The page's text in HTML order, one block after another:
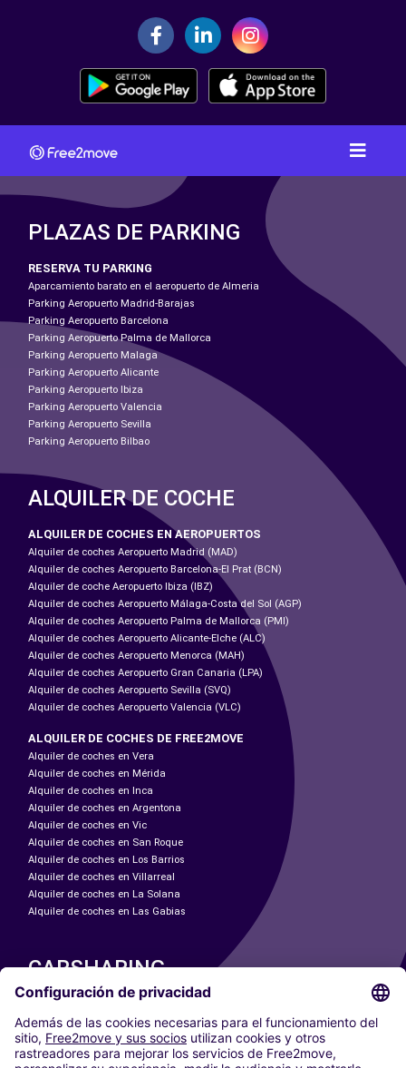
PLAZAS DE PARKING
RESERVA TU PARKING
Aparcamiento barato en el aeropuerto de Almeria
Parking Aeropuerto Madrid-Barajas
Parking Aeropuerto Barcelona
Parking Aeropuerto Palma de Mallorca
Parking Aeropuerto Malaga
Parking Aeropuerto Alicante
Parking Aeropuerto Ibiza
Parking Aeropuerto Valencia
Parking Aeropuerto Sevilla
Parking Aeropuerto Bilbao
ALQUILER DE COCHE
ALQUILER DE COCHES EN AEROPUERTOS
Alquiler de coches Aeropuerto Madrid (MAD)
Alquiler de coches Aeropuerto Barcelona-El Prat (BCN)
Alquiler de coche Aeropuerto Ibiza (IBZ)
Alquiler de coches Aeropuerto Málaga-Costa del Sol (AGP)
Alquiler de coches Aeropuerto Palma de Mallorca (PMI)
Alquiler de coches Aeropuerto Alicante-Elche (ALC)
Alquiler de coches Aeropuerto Menorca (MAH)
Alquiler de coches Aeropuerto Gran Canaria (LPA)
Alquiler de coches Aeropuerto Sevilla (SVQ)
Alquiler de coches Aeropuerto Valencia (VLC)
ALQUILER DE COCHES DE FREE2MOVE
Alquiler de coches en Vera
Alquiler de coches en Mérida
Alquiler de coches en Inca
Alquiler de coches en Argentona
Alquiler de coches en Vic
Alquiler de coches en San Roque
Alquiler de coches en Los Barrios
Alquiler de coches en Villarreal
Alquiler de coches en La Solana
Alquiler de coches en Las Gabias
CARSHARING
NUESTRAS CIUDADES
Paris
Madrid
Washington DC